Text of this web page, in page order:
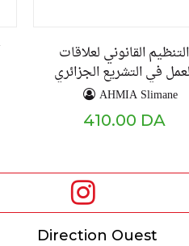
التنظيم القانوني لعلاقات
في التشريع الجزائري
AHMIA Slimane
410.00 DA
Direction Ouest